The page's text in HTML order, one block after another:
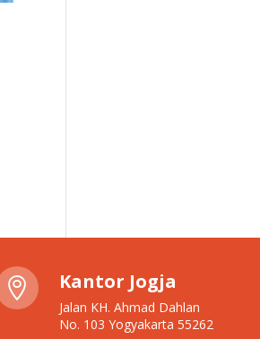
 Kantor Jogja
Jalan KH. Ahmad Dahlan
No. 103 Yogyakarta 55262